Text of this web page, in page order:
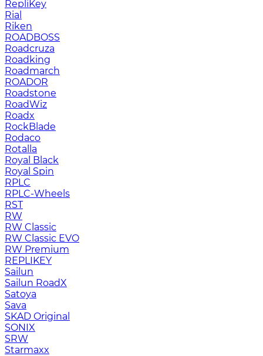
RepliKey
Rial
Riken
ROADBOSS
Roadcruza
Roadking
Roadmarch
ROADOR
Roadstone
RoadWiz
Roadx
RockBlade
Rodaco
Rotalla
Royal Black
Royal Spin
RPLC
RPLC-Wheels
RST
RW
RW Classic
RW Classic EVO
RW Premium
RЕPLIKEY
Sailun
Sailun RoadX
Satoya
Sava
SKAD Original
SONIX
SRW
Starmaxx